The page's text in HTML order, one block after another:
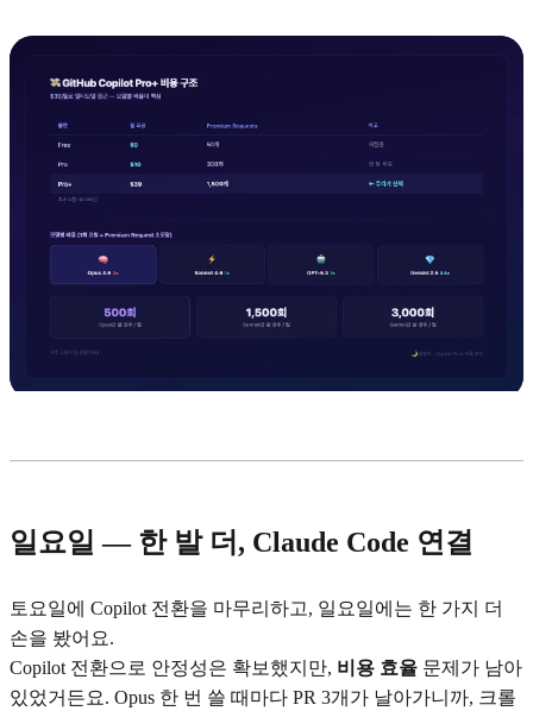
일요일 — 한 발 더, Claude Code 연결
토요일에 Copilot 전환을 마무리하고, 일요일에는 한 가지 더
손을 봤어요.
Copilot 전환으로 안정성은 확보했지만, 비용 효율 문제가 남아
있었거든요. Opus 한 번 쓸 때마다 PR 3개가 날아가니까, 크롤